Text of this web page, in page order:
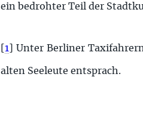
ein bedrohter Teil der
1 Unter Berliner
alten Seeleute entsprach.